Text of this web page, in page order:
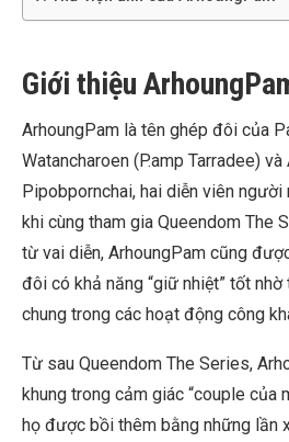
Giới thiệu
ArhoungPam là tên ghép đôi của
Watancharoen (P.amp Tarradee)
Pipobpornchai, hai diễn viên
khi cùng tham gia Queendom The
từ vai diễn, ArhoungPam cũng
đôi có khả năng “giữ nhiệt” tốt
chung trong các hoạt động công
Từ sau Queendom The Series,
khung trong cảm giác “couple của
họ được bồi thêm bằng những lần